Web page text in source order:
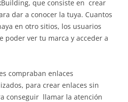
que consiste en crear
dar a conocer la tuya. Cuantos
en otro sitios, los usuarios
poder ver tu marca y acceder a
compraban enlaces
para crear enlaces sin
conseguir llamar la atención